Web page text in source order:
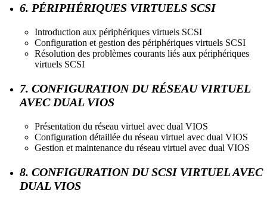
6. PÉRIPHÉRIQUES VIRTUELS SCSI
Introduction aux périphériques virtuels SCSI
Configuration et gestion des périphériques virtuels SCSI
Résolution des problèmes courants liés aux périphériques
virtuels SCSI
7. CONFIGURATION DU RÉSEAU VIRTUEL
AVEC DUAL VIOS
Présentation du réseau virtuel avec dual VIOS
Configuration détaillée du réseau virtuel avec dual VIOS
Gestion et maintenance du réseau virtuel avec dual VIOS
8. CONFIGURATION DU SCSI VIRTUEL AVEC
DUAL VIOS